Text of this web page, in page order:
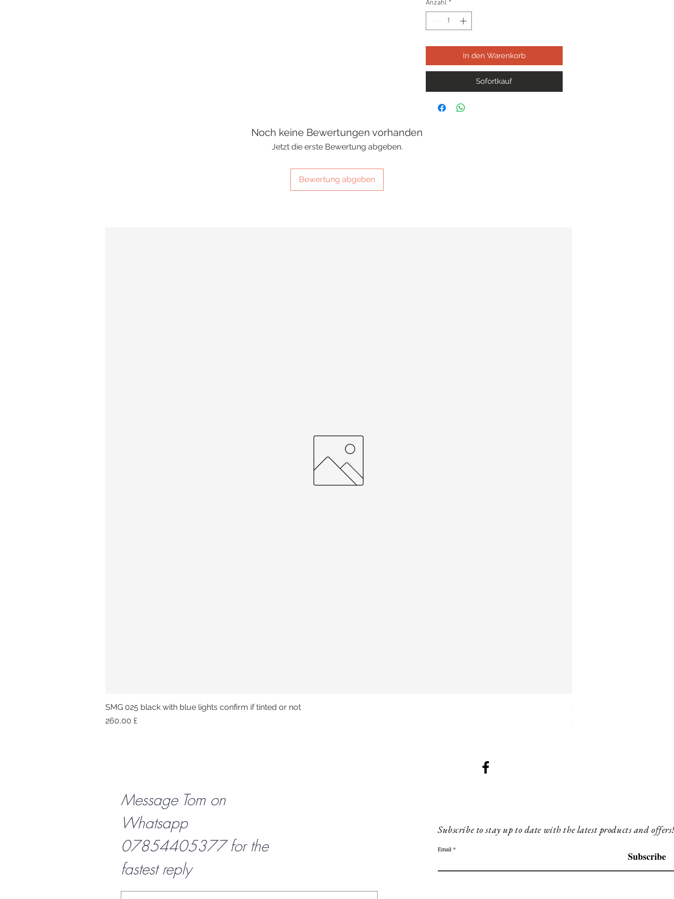
Anzahl *
In den Warenkorb
Sofortkauf
Noch keine Bewertungen vorhanden
Jetzt die erste Bewertung abgeben.
Bewertung abgeben
SMG 025 black with blue lights confirm if tinted or not
Preis
260,00 £
SMG 042 black with
260,00 £
Message Tom on
Whatsapp
07854405377 for the
fastest reply
Subscribe to stay up to date with the latest products and
Email
Subscribe